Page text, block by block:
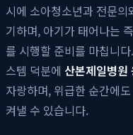
시에 소아청소년과 전문
기하며, 아기가 태어나는
를 시행할 준비를 마칩니
스템 덕분에 산본제일병원
자랑하며, 위급한 순간에
켜낼 수 있습니다.